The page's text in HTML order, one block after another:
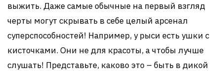
выжить. Даже самые обычные на первый взгляд
черты могут скрывать в себе целый арсенал
суперспособностей! Например, у рыси есть ушки с
кисточками. Они не для красоты, а чтобы лучше
слушать! Представьте, каково это – быть в дикой